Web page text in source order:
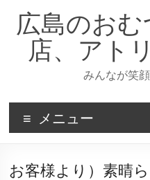
広島のお
店、アト
みんなが笑
メニュー
お客様より）素晴